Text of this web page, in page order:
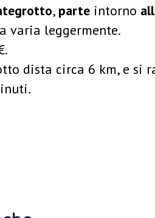
, parte intorno
varia leggermente.
dista circa 6 km, e si